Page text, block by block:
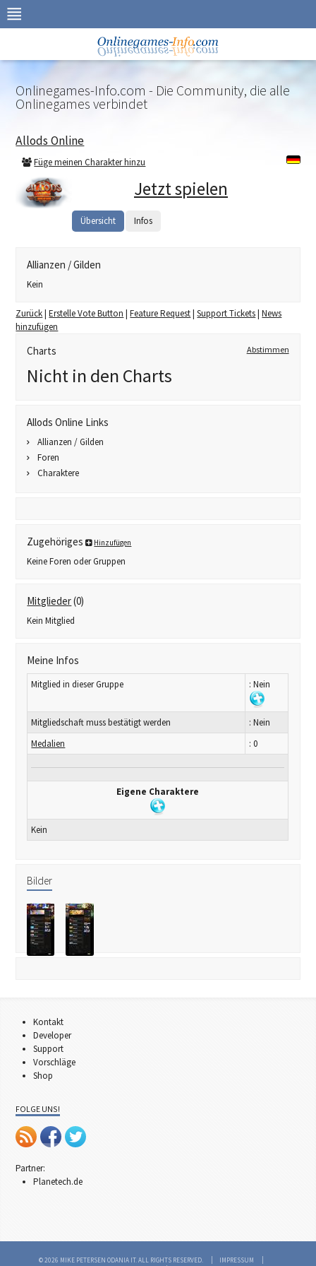
Zur
Navigation
Inhalt
Onlinegames-Info.com - Die Community, die alle
Onlinegames verbindet
Allods Online
Füge meinen Charakter hinzu
Jetzt spielen
Übersicht Infos
Allianzen / Gilden
Kein
Zurück|Erstelle Vote Button |Feature Request|Support Tickets|News
hinzufügen
Charts Abstimmen
Nicht in den Charts
Allods Online Links
Allianzen / Gilden
Foren
Charaktere
Zugehöriges Hinzufügen
Keine Foren oder Gruppen
Mitglieder(0)
Kein Mitglied
Meine Infos
Mitglied in dieser Gruppe : Nein
Mitgliedschaft muss bestätigt werden
: Nein
Medalien
: 0
Eigene Charaktere
Kein
Bilder
Kontakt
Developer
Support
Vorschläge
Shop
FOLGE UNS!
Partner:
Planetech.de
© 2026 MIKE PETERSEN ODANIA IT. ALL RIGHTS RESERVED.
IMPRESSUM